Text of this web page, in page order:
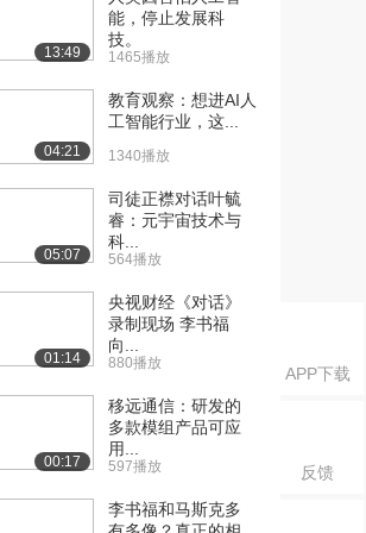
APP下载
反馈
13:49
能，停止发展科
技。
1465播放
04:21
教育观察：想进AI人
工智能行业，这...
1340播放
05:07
司徒正襟对话叶毓
睿：元宇宙技术与
科...
564播放
01:14
央视财经《对话》
录制现场 李书福
向...
880播放
00:17
移远通信：研发的
多款模组产品可应
用...
597播放
李书福和马斯克多